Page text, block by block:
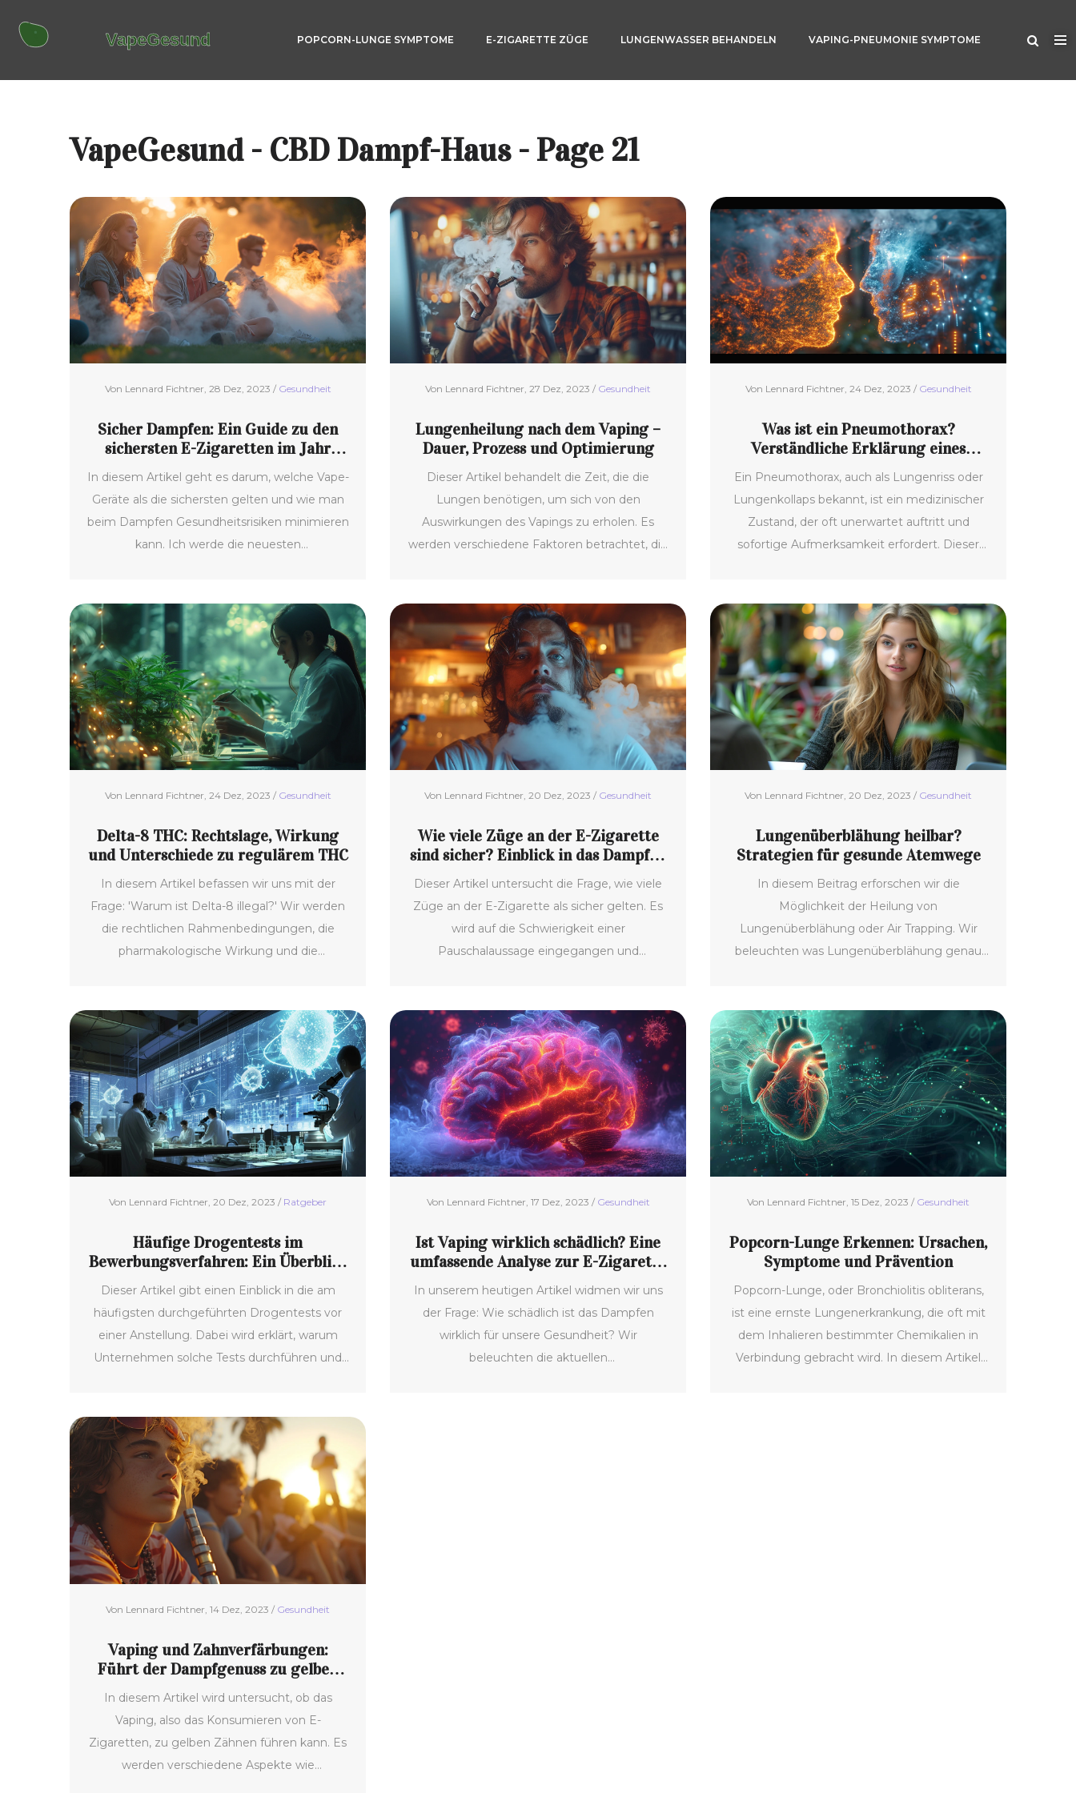
POPCORN-LUNGE SYMPTOME E-ZIGARETTE ZÜGE LUNGENWASSER BEHANDELN VAPING-PNEUMONIE SYMPTOME
VapeGesund - CBD Dampf-Haus - Page 21
Von Lennard Fichtner, 28 Dez, 2023 / Gesundheit
Sicher Dampfen: Ein Guide zu den
sichersten E-Zigaretten im Jahr
2024
In diesem Artikel geht es darum, welche Vape-
Geräte als die sichersten gelten und wie man
beim Dampfen Gesundheitsrisiken minimieren
kann. Ich werde die neuesten
zum sicheren Dampfen geben. Zudem teile
ich persönliche Einsichten und Erfahrungen
mit verschiedenen Vape-Modellen, um Lesern
bei der Auswahl einer sicheren E-Zigarette zu
helfen.
Von Lennard Fichtner, 27 Dez, 2023 / Gesundheit
Lungenheilung nach dem Vaping –
Dauer, Prozess und Optimierung
Dieser Artikel behandelt die Zeit, die die
Lungen benötigen, um sich von den
Auswirkungen des Vapings zu erholen. Es
werden verschiedene Faktoren betrachtet, die
Regenerationsprozesses gegeben. Darüber
hinaus betrachte ich den wissenschaftlichen
Stand der Dinge und teile persönliche
Erfahrungen, um dieses Thema ausführlich zu
diskutieren.
Von Lennard Fichtner, 24 Dez, 2023 / Gesundheit
Was ist ein Pneumothorax?
Verständliche Erklärung eines
Lungenkollaps
Ein Pneumothorax, auch als Lungenriss oder
Lungenkollaps bekannt, ist ein medizinischer
Zustand, der oft unerwartet auftritt und
sofortige Aufmerksamkeit erfordert. Dieser
Pneumothorax. Zusätzlich werden
vorbeugende Maßnahmen und Einblicke in die
Erholungsphase geboten.
Von Lennard Fichtner, 24 Dez, 2023 / Gesundheit
Delta-8 THC: Rechtslage, Wirkung
und Unterschiede zu regulärem THC
In diesem Artikel befassen wir uns mit der
Frage: 'Warum ist Delta-8 illegal?' Wir werden
die rechtlichen Rahmenbedingungen, die
pharmakologische Wirkung und die
aufgrund der rechtlichen Grauzone entstanden
ist und welche Rolle Delta-8 in der Pharma-
und Freizeitindustrie spielt. Interessante
Fakten und Tipps geben einen umfassenden
Überblick über dieses komplexe Thema.
Von Lennard Fichtner, 20 Dez, 2023 / Gesundheit
Wie viele Züge an der E-Zigarette
sind sicher? Einblick in das Dampfen
und Gesundheit
Dieser Artikel untersucht die Frage, wie viele
Züge an der E-Zigarette als sicher gelten. Es
wird auf die Schwierigkeit einer
Pauschalaussage eingegangen und
als auch persönliche Gewohnheiten und die
Gerätetypen eine Rolle. Auch die Perspektive
der Wissenschaft und persönliche Erfahrungen
werden berücksichtigt, um dem Leser ein
umfassendes Bild zu vermitteln.
Von Lennard Fichtner, 20 Dez, 2023 / Gesundheit
Lungenüberblähung heilbar?
Strategien für gesunde Atemwege
In diesem Beitrag erforschen wir die
Möglichkeit der Heilung von
Lungenüberblähung oder Air Trapping. Wir
beleuchten was Lungenüberblähung genau
können, die Symptome zu lindern und die
Atemwege zu verbessern. Die wichtigkeit
einer frühzeitigen Diagnose sowie praktische
Tipps für einen gesünderen Lebensstil werden
ebenfalls thematisiert.
Von Lennard Fichtner, 20 Dez, 2023 / Ratgeber
Häufige Drogentests im
Bewerbungsverfahren: Ein Überblick
über gängige Praktiken
Dieser Artikel gibt einen Einblick in die am
häufigsten durchgeführten Drogentests vor
einer Anstellung. Dabei wird erklärt, warum
Unternehmen solche Tests durchführen und
solche Tests vorbereiten und was sie erwartet.
Gewürzt mit einem Hauch Humor, dient dieser
Beitrag als leitfaden für Jobsuchende und gibt
interessante Fakten zum Thema pre
employment drug testing.
Von Lennard Fichtner, 17 Dez, 2023 / Gesundheit
Ist Vaping wirklich schädlich? Eine
umfassende Analyse zur E-Zigarette
Gesundheit
In unserem heutigen Artikel widmen wir uns
der Frage: Wie schädlich ist das Dampfen
wirklich für unsere Gesundheit? Wir
beleuchten die aktuellen
Von Lennard Fichtner, 15 Dez, 2023 / Gesundheit
Popcorn-Lunge Erkennen: Ursachen,
Symptome und Prävention
Popcorn-Lunge, oder Bronchiolitis obliterans,
ist eine ernste Lungenerkrankung, die oft mit
dem Inhalieren bestimmter Chemikalien in
Verbindung gebracht wird. In diesem Artikel
Von Lennard Fichtner, 14 Dez, 2023 / Gesundheit
Vaping und Zahnverfärbungen:
Führt der Dampfgenuss zu gelben
In diesem Artikel wird untersucht, ob das
Vaping, also das Konsumieren von E-
Zigaretten, zu gelben Zähnen führen kann. Es
werden verschiedene Aspekte wie